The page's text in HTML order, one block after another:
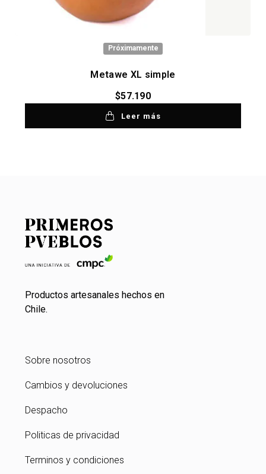
Próximamente
Metawe XL simple
$57.190
Leer más
Productos artesanales hechos en
Chile.
Sobre nosotros
Cambios y devoluciones
Despacho
Politicas de privacidad
Terminos y condiciones